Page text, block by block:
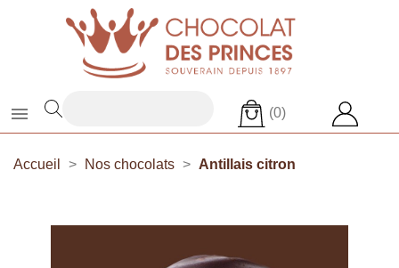
 (0)
Accueil Nos chocolats Antillais citron